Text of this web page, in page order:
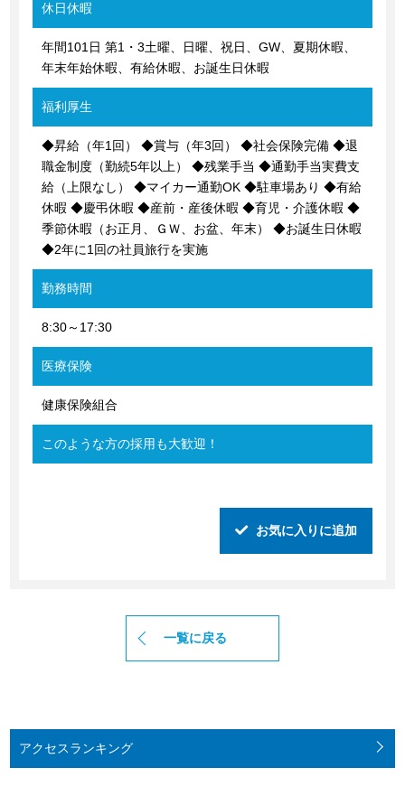
休日休暇
年間101日 第1・3土曜、日曜、祝日、GW、夏期休暇、
年末年始休暇、有給休暇、お誕生日休暇
福利厚生
◆昇給（年1回） ◆賞与（年3回） ◆社会保険完備 ◆退
職金制度（勤続5年以上） ◆残業手当 ◆通勤手当実費支
給（上限なし） ◆マイカー通勤OK ◆駐車場あり ◆有給
休暇 ◆慶弔休暇 ◆産前・産後休暇 ◆育児・介護休暇 ◆
季節休暇（お正月、ＧＷ、お盆、年末） ◆お誕生日休暇
◆2年に1回の社員旅行を実施
勤務時間
8:30～17:30
医療保険
健康保険組合
このような方の採用も大歓迎！
お気に入りに追加
一覧に戻る
アクセスランキング